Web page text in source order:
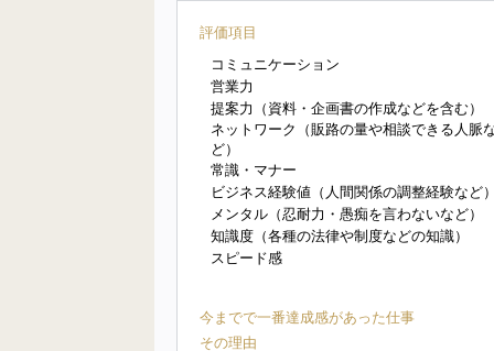
評価項目
コミュニケーション
営業力
提案力（資料・企画書の作成などを含む）
ネットワーク（販路の量や相談できる人脈
ど）
常識・マナー
ビジネス経験値（人間関係の調整経験など
メンタル（忍耐力・愚痴を言わないなど）
知識度（各種の法律や制度などの知識）
スピード感
今までで一番達成感があった仕事
その理由